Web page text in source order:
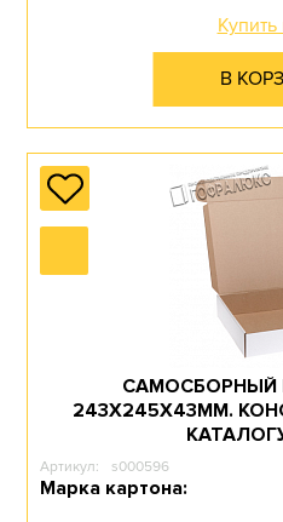
Купить
В
САМОСБОРНЫЙ
243Х245Х43ММ.
Артикул: s000596
Марка картона: